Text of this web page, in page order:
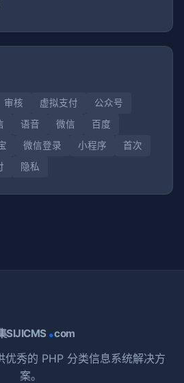
审核 虚拟支付
公众号
语音 微信
百度
微信登录 小程序
首次
隐私
SIJICMS .com
优秀的 PHP 分类信息系统解决方
案。